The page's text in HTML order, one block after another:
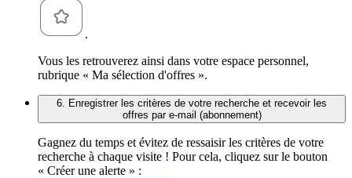
.
Vous les retrouverez ainsi dans votre espace personnel,
rubrique « Ma sélection d'offres ».
6. Enregistrer les critères de votre recherche et recevoir les
offres par e-mail (abonnement)
Gagnez du temps et évitez de ressaisir les critères de votre
recherche à chaque visite ! Pour cela, cliquez sur le bouton
« Créer une alerte » :